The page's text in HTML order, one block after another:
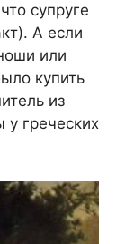
супруге
А если
или
купить
из
греческих